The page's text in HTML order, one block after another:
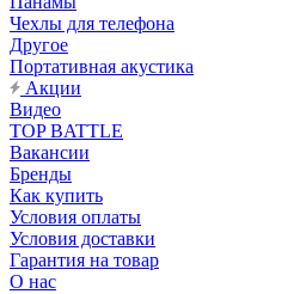
Чехлы для телефона
Другое
Портативная акустика
Акции
Видео
TOP BATTLE
Вакансии
Бренды
Как купить
Условия оплаты
Условия доставки
Гарантия на товар
О нас